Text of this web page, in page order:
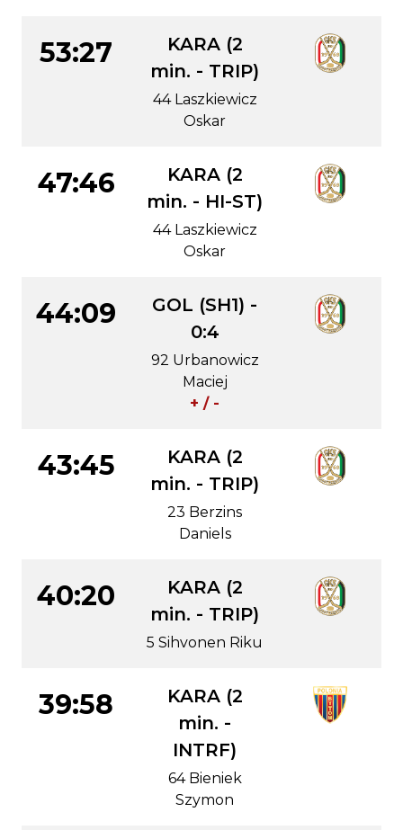
53:27
KARA (2
min. - TRIP)
44 Laszkiewicz
Oskar
47:46
KARA (2
min. - HI-ST)
44 Laszkiewicz
Oskar
44:09
GOL (SH1) -
0:4
92 Urbanowicz
Maciej
+ / -
43:45
KARA (2
min. - TRIP)
23 Berzins
Daniels
40:20
KARA (2
min. - TRIP)
5 Sihvonen Riku
39:58
KARA (2
min. -
INTRF)
64 Bieniek
Szymon